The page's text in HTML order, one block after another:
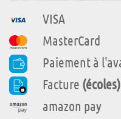
VISA
MasterCard
Paiement à
Facture (écoles)
amazon pay